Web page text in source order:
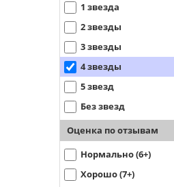
1 звезда
2 звезды
3 звезды
4 звезды
5 звезд
Без звезд
Оценка по отзывам
Нормально (6+)
Хорошо (7+)